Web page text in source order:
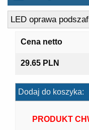
LED oprawa
Cena netto
29.65 PLN
Dodaj do koszyka:
PRODUKT